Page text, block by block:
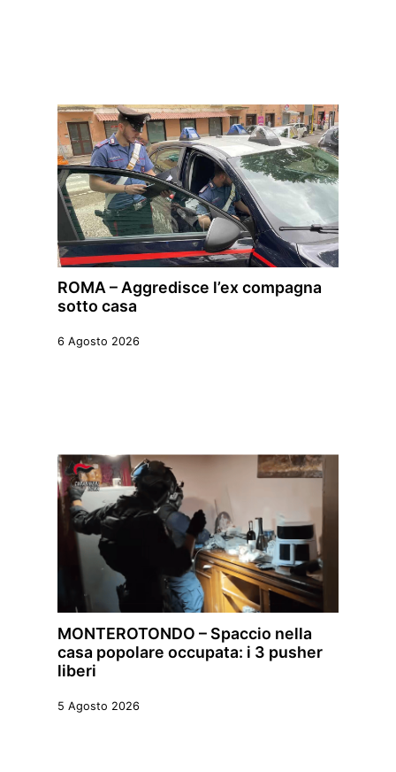
ROMA – Aggredisce l’ex compagna
sotto casa
6 Agosto 2026
MONTEROTONDO – Spaccio nella
casa popolare occupata: i 3 pusher
liberi
5 Agosto 2026